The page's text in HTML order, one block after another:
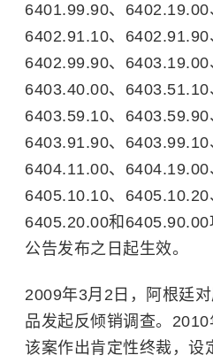
6401.99.90、6402.19.00
6402.91.10、6402.91.90
6402.99.90、6403.19.00
6403.40.00、6403.51.10
6403.59.10、6403.59.90
6403.91.90、6403.99.10
6404.11.00、6404.19.00
6405.10.10、6405.10.20
6405.20.00和6405.90.00
公告发布之日起生效。
2009年3月2日，阿根廷
品发起反倾销调查。
该案作出肯定性终裁，设